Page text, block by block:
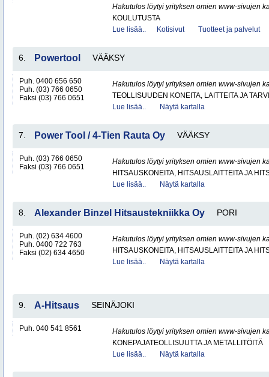
Hakutulos löytyi yrityksen omien www-sivujen
KOULUTUSTA
Lue lisää..
Kotisivut Tuotteet ja palvelut
6. Powertool VÄÄKSY
Puh. 0400 656 650
Puh. (03) 766 0650
Faksi (03) 766 0651
Hakutulos löytyi yrityksen omien www-sivujen
TEOLLISUUDEN KONEITA, LAITTEITA JA
Lue lisää..
Näytä kartalla
7. Power Tool / 4-Tien Rauta Oy VÄÄKSY
Puh. (03) 766 0650
Faksi (03) 766 0651
Hakutulos löytyi yrityksen omien www-sivujen
HITSAUSKONEITA, HITSAUSLAITTEITA JA
Lue lisää..
Näytä kartalla
8. Alexander Binzel Hitsaustekniikka Oy PORI
Puh. (02) 634 4600
Puh. 0400 722 763
Faksi (02) 634 4650
Hakutulos löytyi yrityksen omien www-sivujen
HITSAUSKONEITA, HITSAUSLAITTEITA JA
Lue lisää..
Näytä kartalla
9. A-Hitsaus SEINÄJOKI
Puh. 040 541 8561
Hakutulos löytyi yrityksen omien www-sivujen
KONEPAJATEOLLISUUTTA JA METALLITÖITÄ
Lue lisää..
Näytä kartalla